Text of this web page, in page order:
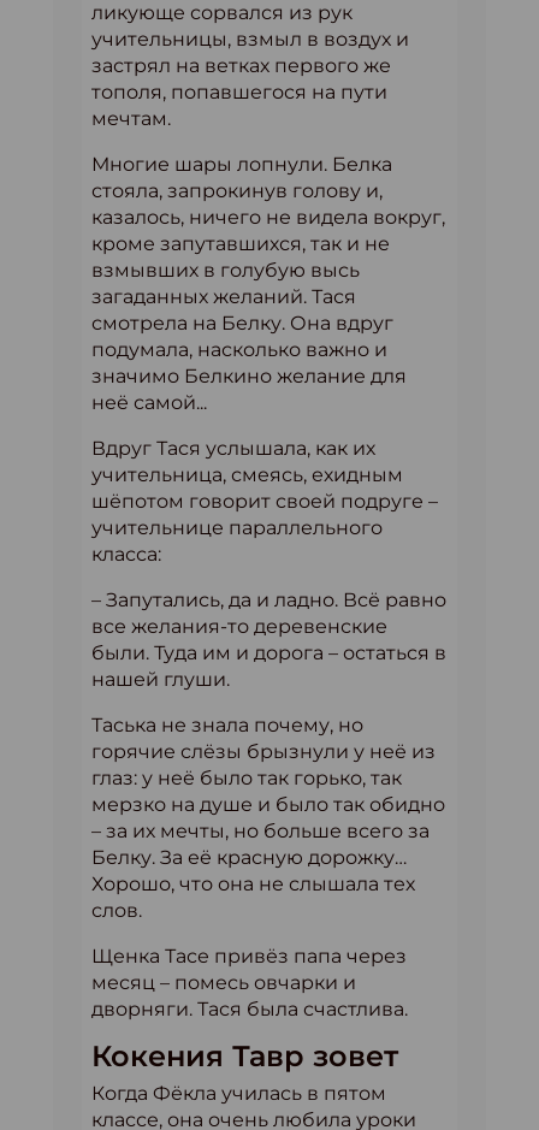
ликующе сорвался из рук
учительницы, взмыл в воздух и
застрял на ветках первого же
тополя, попавшегося на пути
мечтам.
Многие шары лопнули. Белка
стояла, запрокинув голову и,
казалось, ничего не видела вокруг,
кроме запутавшихся, так и не
взмывших в голубую высь
загаданных желаний. Тася
смотрела на Белку. Она вдруг
подумала, насколько важно и
значимо Белкино желание для
неё самой...
Вдруг Тася услышала, как их
учительница, смеясь, ехидным
шёпотом говорит своей подруге –
учительнице параллельного
класса:
– Запутались, да и ладно. Всё равно
все желания-то деревенские
были. Туда им и дорога – остаться в
нашей глуши.
Таська не знала почему, но
горячие слёзы брызнули у неё из
глаз: у неё было так горько, так
мерзко на душе и было так обидно
– за их мечты, но больше всего за
Белку. За её красную дорожку…
Хорошо, что она не слышала тех
слов.
Щенка Тасе привёз папа через
месяц – помесь овчарки и
дворняги. Тася была счастлива.
Кокения Тавр зовет
Когда Фёкла училась в пятом
классе, она очень любила уроки